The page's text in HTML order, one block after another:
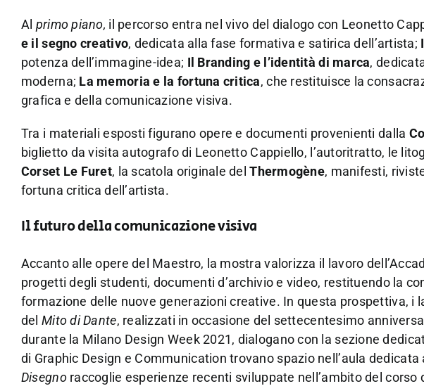
Al primo piano, il percorso entra nel vivo del dialogo con Leonetto
e il segno creativo, dedicata alla fase formativa e satirica dell’artista;
potenza dell’immagine-idea; Il Branding e l’identità di marca,
moderna; La memoria e la fortuna critica, che restituisce la
grafica e della comunicazione visiva.
Tra i materiali esposti figurano opere e documenti provenienti dalla
biglietto da visita autografo di Leonetto Cappiello, l’autoritratto, le
Corset Le Furet, la scatola originale delThermogène, manifesti,
fortuna critica dell’artista.
Il futuro della comunicazione visiva
Accanto alle opere del Maestro, la mostra valorizza il lavoro
progetti degli studenti, documenti d’archivio e video, restituendo la
formazione delle nuove generazioni creative. In questa prospettiva, i
delMito di Dante, realizzati in occasione del settecentesimo
durante la Milano Design Week 2021, dialogano con la sezione
di Graphic Design e Communication trovano spazio nell’aula
Disegnoraccoglie esperienze recenti sviluppate nell’ambito del corso